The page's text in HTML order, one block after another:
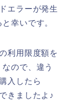
エラーが発生
幸いです。
利用限度額を
ので、違う
入したら
きましたよ♪